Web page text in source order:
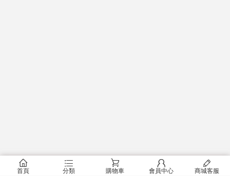
󰂠
首頁
󰂦
分類
󰂟
購物車
󰂢
會員中心
󰄦
商城客服